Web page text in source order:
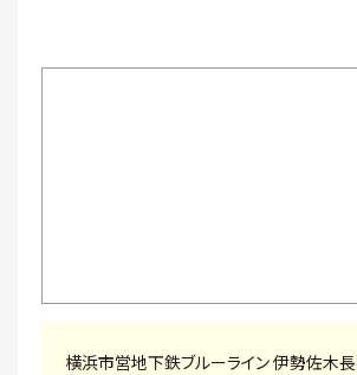
横浜市営地下鉄ブルーライン 伊勢佐木